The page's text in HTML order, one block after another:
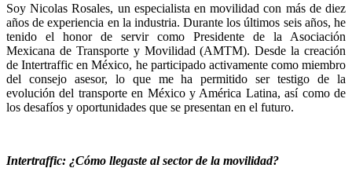
Soy Nicolas Rosales, un especialista en movilidad con más de diez
años de experiencia en la industria. Durante los últimos seis años, he
tenido el honor de servir como Presidente de la Asociación
Mexicana de Transporte y Movilidad (AMTM). Desde la creación
de Intertraffic en México, he participado activamente como miembro
del consejo asesor, lo que me ha permitido ser testigo de la
evolución del transporte en México y América Latina, así como de
los desafíos y oportunidades que se presentan en el futuro.
Intertraffic: ¿Cómo llegaste al sector de la movilidad?